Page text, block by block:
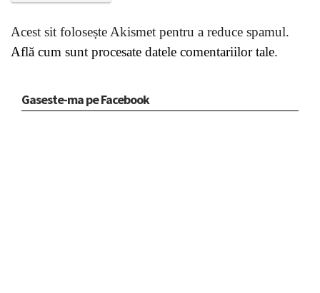
Acest sit folosește Akismet pentru a reduce spamul.
Află cum sunt procesate datele comentariilor tale.
Gaseste-ma pe Facebook